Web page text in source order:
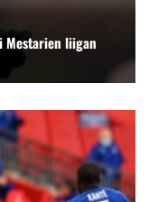
Mestarien liigan